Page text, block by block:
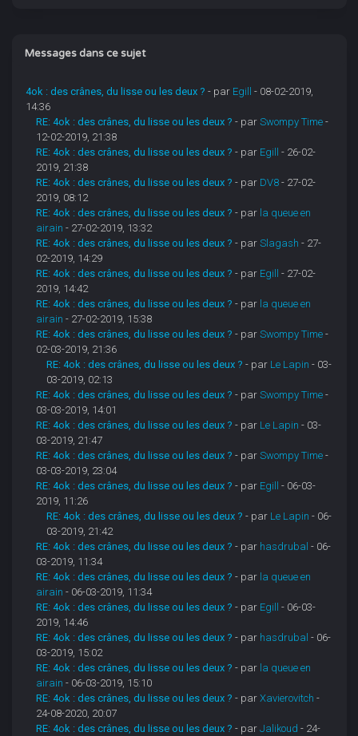
Messages dans ce sujet
4ok : des crânes, du lisse ou les deux ? - par Egill
- 08-02-2019,
14:36
RE: 4ok : des crânes, du lisse ou les deux ? - parSwompy Time -
12-02-2019, 21:38
RE: 4ok : des crânes, du lisse ou les deux ? - par Egill
- 26-02-
2019, 21:38
RE: 4ok : des crânes, du lisse ou les deux ? - par DV8 - 27-02-
2019, 08:12
RE: 4ok : des crânes, du lisse ou les deux ? - par la queue en
airain - 27-02-2019, 13:32
RE: 4ok : des crânes, du lisse ou les deux ? - parSlagash - 27-
02-2019, 14:29
RE: 4ok : des crânes, du lisse ou les deux ? - par Egill
- 27-02-
2019, 14:42
RE: 4ok : des crânes, du lisse ou les deux ? - par la queue en
airain - 27-02-2019, 15:38
RE: 4ok : des crânes, du lisse ou les deux ? - parSwompy Time -
02-03-2019, 21:36
RE: 4ok : des crânes, du lisse ou les deux ? - par Le Lapin - 03-
03-2019, 02:13
RE: 4ok : des crânes, du lisse ou les deux ? - parSwompy Time -
03-03-2019, 14:01
RE: 4ok : des crânes, du lisse ou les deux ? - par Le Lapin - 03-
03-2019, 21:47
RE: 4ok : des crânes, du lisse ou les deux ? - parSwompy Time -
03-03-2019, 23:04
RE: 4ok : des crânes, du lisse ou les deux ? - par Egill
- 06-03-
2019, 11:26
RE: 4ok : des crânes, du lisse ou les deux ? - par Le Lapin - 06-
03-2019, 21:42
RE: 4ok : des crânes, du lisse ou les deux ? - par hasdrubal - 06-
03-2019, 11:34
RE: 4ok : des crânes, du lisse ou les deux ? - par la queue en
airain - 06-03-2019, 11:34
RE: 4ok : des crânes, du lisse ou les deux ? - par Egill
- 06-03-
2019, 14:46
RE: 4ok : des crânes, du lisse ou les deux ? - par hasdrubal - 06-
03-2019, 15:02
RE: 4ok : des crânes, du lisse ou les deux ? - par la queue en
airain - 06-03-2019, 15:10
RE: 4ok : des crânes, du lisse ou les deux ? - parXavierovitch -
24-08-2020, 20:07
RE: 4ok : des crânes, du lisse ou les deux ? - parJalikoud - 24-